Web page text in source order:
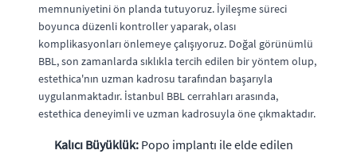
memnuniyetini ön planda tutuyoruz. İyileşme süreci
boyunca düzenli kontroller yaparak, olası
komplikasyonları önlemeye çalışıyoruz. Doğal görünümlü
BBL, son zamanlarda sıklıkla tercih edilen bir yöntem olup,
estethica'nın uzman kadrosu tarafından başarıyla
uygulanmaktadır. İstanbul BBL cerrahları arasında,
estethica deneyimli ve uzman kadrosuyla öne çıkmaktadır.
Kalıcı Büyüklük: Popo implantı ile elde edilen